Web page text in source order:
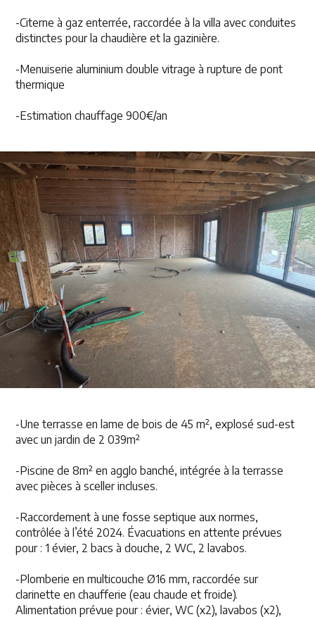
-Citerne à gaz enterrée, raccordée à la villa avec conduites
distinctes pour la chaudière et la gazinière.
-Menuiserie aluminium double vitrage à rupture de pont
thermique
-Estimation chauffage 900€/an
-Une terrasse en lame de bois de 45 m², explosé sud-est
avec un jardin de 2 039m²
-Piscine de 8m² en agglo banché, intégrée à la terrasse
avec pièces à sceller incluses.
-Raccordement à une fosse septique aux normes,
contrôlée à l’été 2024. Évacuations en attente prévues
pour : 1 évier, 2 bacs à douche, 2 WC, 2 lavabos.
-Plomberie en multicouche Ø16 mm, raccordée sur
clarinette en chaufferie (eau chaude et froide).
Alimentation prévue pour : évier, WC (x2), lavabos (x2),